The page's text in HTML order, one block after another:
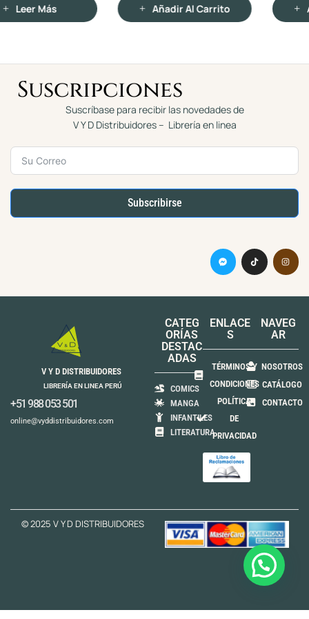
0
e
Añadir Al Carrito
0
e
Añadir Al Carrito
Suscripciones
Suscríbase para recibir las novedades de
V Y D Distribuidores – Librería en linea
Subscribirse
V Y D DISTRIBUIDORES
LIBRERÍA EN LINEA PERÚ
+51 988 053 501
online@vyddistribuidores.com
CATEG
ORÍAS
DESTAC
ADAS
COMICS
MANGA
INFANTILES
LITERATURA
ENLACE
S
TÉRMINOS Y
CONDICIONES
POLÍTICA
DE
PRIVACIDAD
NAVEG
AR
NOSOTROS
CATÁLOGO
CONTACTO
© 2025 V Y D DISTRIBUIDORES